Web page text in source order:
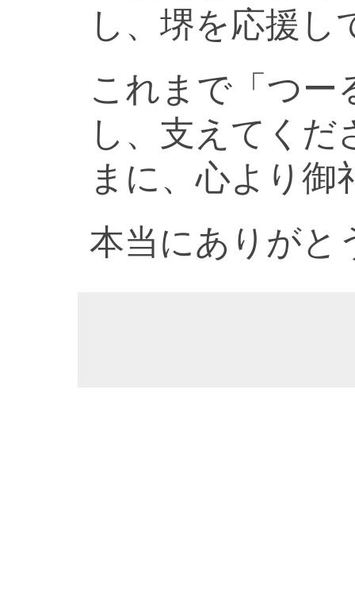
し、堺を応援し
これまで「つー
し、支えてく
まに、心より御
本当にありがと